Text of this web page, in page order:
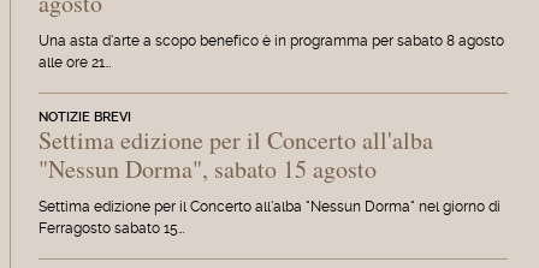
Una asta d'arte a scopo benefico è in programma per sabato 8 agosto
alle ore 21…
NOTIZIE BREVI
Settima edizione per il Concerto all'alba
"Nessun Dorma", sabato 15 agosto
Settima edizione per il Concerto all'alba "Nessun Dorma" nel giorno di
Ferragosto sabato 15…